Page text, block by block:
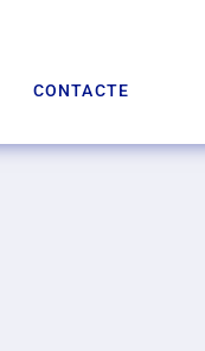
CONTACTE